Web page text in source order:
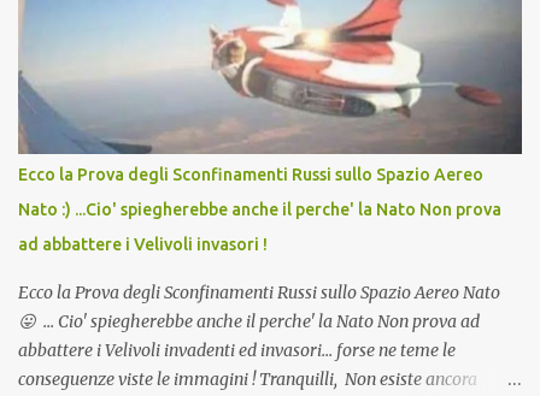
andava bene anche, a Temperatura Ambiente"! Riproponiamo
l'articolo per NON Dimenticare!
Ecco la Prova degli Sconfinamenti Russi sullo Spazio Aereo
Nato :) ...Cio' spiegherebbe anche il perche' la Nato Non prova
ad abbattere i Velivoli invasori !
Ecco la Prova degli Sconfinamenti Russi sullo Spazio Aereo Nato
😛 ... Cio' spiegherebbe anche il perche' la Nato Non prova ad
abbattere i Velivoli invadenti ed invasori... forse ne teme le
conseguenze viste le immagini ! Tranquilli, Non esiste ancora